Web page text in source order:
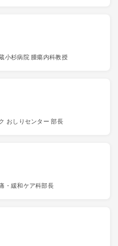
小杉病院 腫瘍内科教授
おしりセンター 部長
・緩和ケア科部長